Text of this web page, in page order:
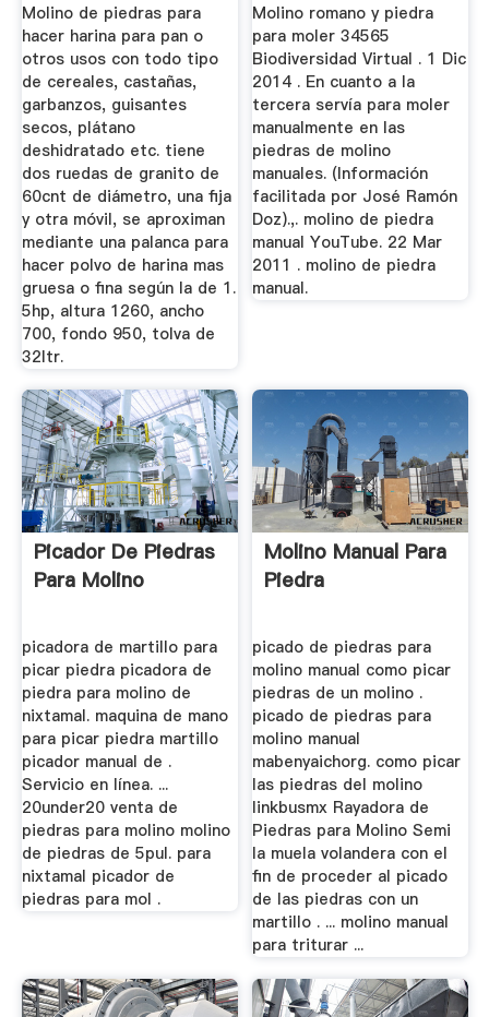
Molino de piedras para
hacer harina para pan o
otros usos con todo tipo
de cereales, castañas,
garbanzos, guisantes
secos, plátano
deshidratado etc. tiene
dos ruedas de granito de
60cnt de diámetro, una fija
y otra móvil, se aproximan
mediante una palanca para
hacer polvo de harina mas
gruesa o fina según la de 1.
5hp, altura 1260, ancho
700, fondo 950, tolva de
32ltr.
Molino romano y piedra
para moler 34565
Biodiversidad Virtual . 1 Dic
2014 . En cuanto a la
tercera servía para moler
manualmente en las
piedras de molino
manuales. (Información
facilitada por José Ramón
Doz).,. molino de piedra
manual YouTube. 22 Mar
2011 . molino de piedra
manual.
Picador De Piedras
Para Molino
picadora de martillo para
picar piedra picadora de
piedra para molino de
nixtamal. maquina de mano
para picar piedra martillo
picador manual de .
Servicio en línea. ...
20under20 venta de
piedras para molino molino
de piedras de 5pul. para
nixtamal picador de
piedras para mol .
Molino Manual Para
Piedra
picado de piedras para
molino manual como picar
piedras de un molino .
picado de piedras para
molino manual
mabenyaichorg. como picar
las piedras del molino
linkbusmx Rayadora de
Piedras para Molino Semi
la muela volandera con el
fin de proceder al picado
de las piedras con un
martillo . ... molino manual
para triturar ...